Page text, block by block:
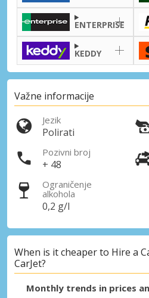
Pristupite ekskluzivnim
ENTERPRISE
KEDDY
Važne informacije
Jezik
Polirati
Pozivni broj
+ 48
Ograničenje
alkohola
0,2 g/l
When is it cheaper to Hire a
CarJet?
Monthly trends in prices